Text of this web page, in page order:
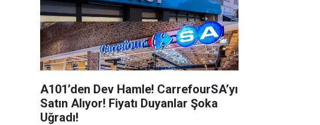
A101’den Dev Hamle! CarrefourSA’yı
Satın Alıyor! Fiyatı Duyanlar Şoka
Uğradı!